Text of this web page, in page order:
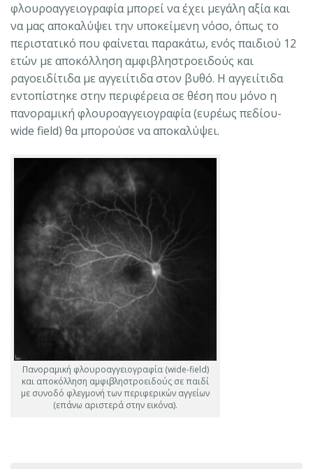
φλουροαγγειογραφία μπορεί να έχει μεγάλη αξία και
να μας αποκαλύψει την υποκείμενη νόσο, όπως το
περιστατικό που φαίνεται παρακάτω, ενός παιδιού 12
ετών με αποκόλληση αμφιβληστροειδούς και
ραγοειδίτιδα με αγγειίτιδα στον βυθό. Η αγγειίτιδα
εντοπίστηκε στην περιφέρεια σε θέση που μόνο η
πανοραμική φλουροαγγειογραφία (ευρέως πεδίου-
wide field) θα μπορούσε να αποκαλύψει.
Πανοραμική φλουροαγγειογραφία (wide-field)
και αποκόλληση αμφιβληστροειδούς σε παιδί
με συνοδό φλεγμονή των περιφερικών αγγείων
(επάνω αριστερά στην εικόνα).